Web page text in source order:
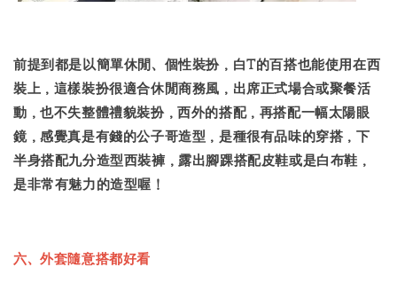
前提到都是以簡單休閒、個性裝扮，白T的百搭也能使用在西
裝上，這樣裝扮很適合休閒商務風，出席正式場合或聚餐活
動，也不失整體禮貌裝扮，西外的搭配，再搭配一幅太陽眼
鏡，感覺真是有錢的公子哥造型，是種很有品味的穿搭，下
半身搭配九分造型西裝褲，露出腳踝搭配皮鞋或是白布鞋，
是非常有魅力的造型喔！
六、外套隨意搭都好看